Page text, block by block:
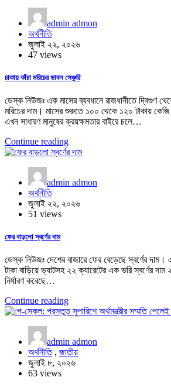
admin admon
অর্থনীতি
জুলাই ২২, ২০২৬
47 views
ঢাকায় কাঁচা মরিচের ডাবল সেঞ্চুরি
ডেস্ক নিউজঃ এক মাসের ব্যবধানে রাজধানীতে দ্বিগুণ
মরিচের দাম। মাসের শুরুতে ১০০ থেকে ১২০ টাকায়
এখন সাধারণ মানুষের ক্রয়ক্ষমতার বাইরে চলে…
Continue reading
admin admon
অর্থনীতি
জুলাই ২২, ২০২৬
51 views
ফের বাড়লো স্বর্ণের দাম
ডেস্ক নিউজঃ দেশের বাজারে ফের বেড়েছে স্বর্ণের দাম।
টাকা বাড়িয়ে ভ্যাটসহ ২২ ক্যারেটের এক ভরি স্বর্ণের
নির্ধারণ করেছে…
Continue reading
admin admon
অর্থনীতি, জাতীয়
জুলাই ৮, ২০২৬
63 views